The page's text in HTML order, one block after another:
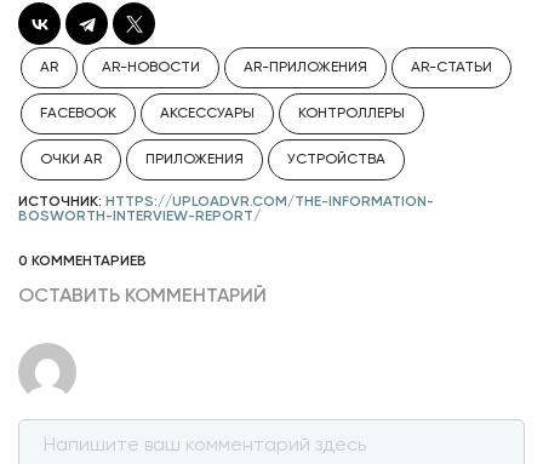
AR AR-НОВОСТИ AR-ПРИЛОЖЕНИЯ AR-СТАТЬИ
FACEBOOK АКСЕССУАРЫ КОНТРОЛЛЕРЫ
ОЧКИ AR ПРИЛОЖЕНИЯ УСТРОЙСТВА
ИСТОЧНИК: HTTPS://UPLOADVR.COM/THE-INFORMATION-
BOSWORTH-INTERVIEW-REPORT/
0 КОММЕНТАРИЕВ
ОСТАВИТЬ КОММЕНТАРИЙ